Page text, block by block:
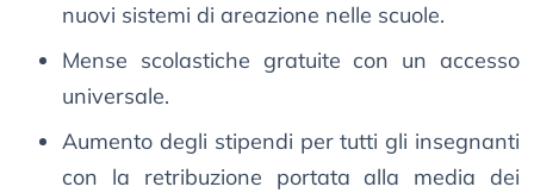
nuovi sistemi di areazione nelle scuole.
Mense scolastiche gratuite con un accesso
universale.
Aumento degli stipendi per tutti gli insegnanti
con la retribuzione portata alla media dei